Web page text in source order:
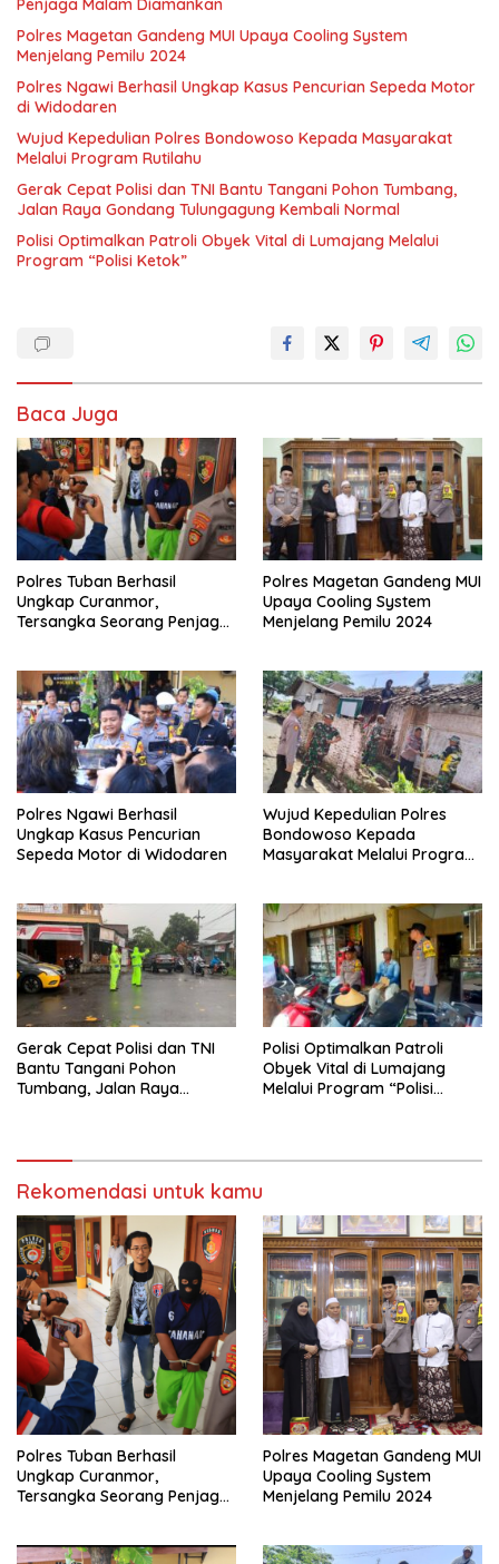
Penjaga Malam Diamankan
Polres Magetan Gandeng MUI Upaya Cooling System
Menjelang Pemilu 2024
Polres Ngawi Berhasil Ungkap Kasus Pencurian Sepeda Motor
di Widodaren
Wujud Kepedulian Polres Bondowoso Kepada Masyarakat
Melalui Program Rutilahu
Gerak Cepat Polisi dan TNI Bantu Tangani Pohon Tumbang,
Jalan Raya Gondang Tulungagung Kembali Normal
Polisi Optimalkan Patroli Obyek Vital di Lumajang Melalui
Program “Polisi Ketok”
Baca Juga
Polres Tuban Berhasil
Ungkap Curanmor,
Tersangka Seorang Penjaga
Polres Magetan Gandeng MUI
Upaya Cooling System
Menjelang Pemilu 2024
Polres Ngawi Berhasil
Ungkap Kasus Pencurian
Sepeda Motor di Widodaren
Wujud Kepedulian Polres
Bondowoso Kepada
Masyarakat Melalui Program
Gerak Cepat Polisi dan TNI
Bantu Tangani Pohon
Tumbang, Jalan Raya
Polisi Optimalkan Patroli
Obyek Vital di Lumajang
Melalui Program “Polisi
Rekomendasi untuk kamu
Polres Tuban Berhasil
Ungkap Curanmor,
Tersangka Seorang Penjaga
Polres Magetan Gandeng MUI
Upaya Cooling System
Menjelang Pemilu 2024